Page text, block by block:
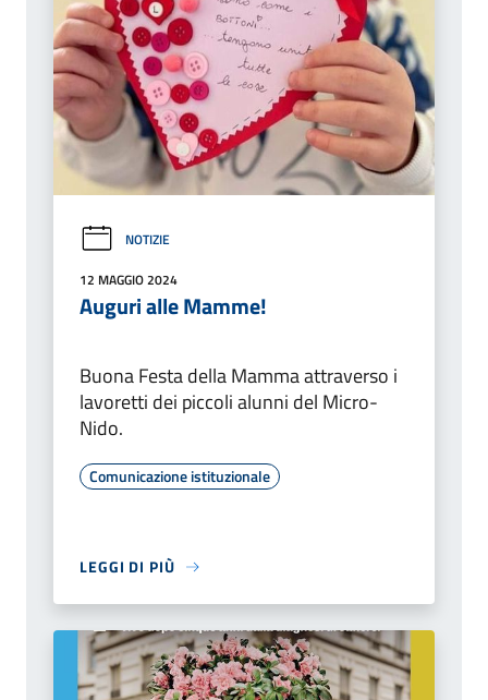
NOTIZIE
12 MAGGIO 2024
Auguri alle Mamme!
Buona Festa della Mamma attraverso i
lavoretti dei piccoli alunni del Micro-
Nido.
Comunicazione istituzionale
LEGGI DI PIÙ